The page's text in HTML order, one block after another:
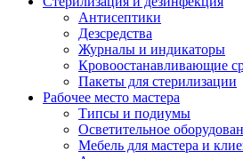
Антисептики
Дезсредства
Журналы и индикаторы
Кровоостанавливающие
Пакеты для стерилизации
Рабочее место мастера
Типсы и подиумы
Осветительное
Мебель для мастера и